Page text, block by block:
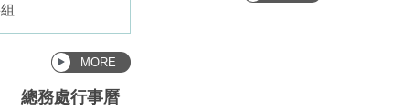
MORE
總務處行事曆